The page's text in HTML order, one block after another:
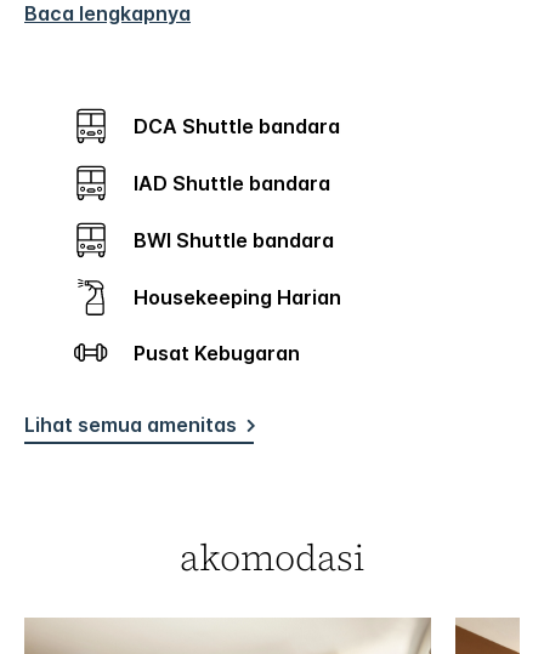
Baca lengkapnya
DCA Shuttle bandara
IAD Shuttle bandara
BWI Shuttle bandara
Housekeeping Harian
Pusat Kebugaran
Lihat semua amenitas
akomodasi